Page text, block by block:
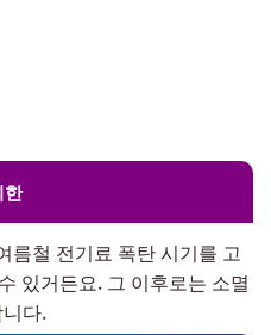
한
름철 전기료 폭탄 시기를 고
있거든요. 그 이후로는 소멸
다.